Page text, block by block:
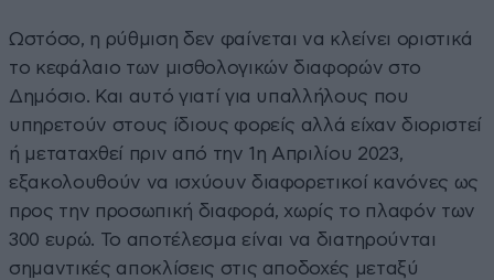
Ωστόσο, η ρύθμιση δεν φαίνεται να κλείνει οριστικά
το κεφάλαιο των μισθολογικών διαφορών στο
Δημόσιο. Και αυτό γιατί για υπαλλήλους που
υπηρετούν στους ίδιους φορείς αλλά είχαν διοριστεί
ή μεταταχθεί πριν από την 1η Απριλίου 2023,
εξακολουθούν να ισχύουν διαφορετικοί κανόνες ως
προς την προσωπική διαφορά, χωρίς το πλαφόν των
300 ευρώ. Το αποτέλεσμα είναι να διατηρούνται
σημαντικές αποκλίσεις στις αποδοχές μεταξύ